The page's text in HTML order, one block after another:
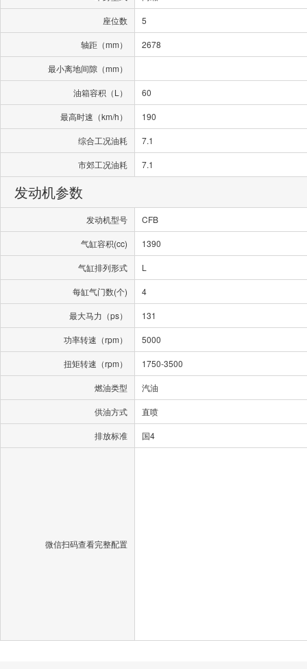
座位数 5
轴距（mm） 2678
最小离地间隙（mm）
油箱容积（L） 60
最高时速（km/h） 190
综合工况油耗 7.1
市郊工况油耗 7.1
发动机参数
发动机型号 CFB
气缸容积(cc) 1390
气缸排列形式 L
每缸气门数(个) 4
最大马力（ps） 131
功率转速（rpm） 5000
扭矩转速（rpm） 1750-3500
燃油类型 汽油
供油方式 直喷
排放标准 国4
微信扫码查看完整配置